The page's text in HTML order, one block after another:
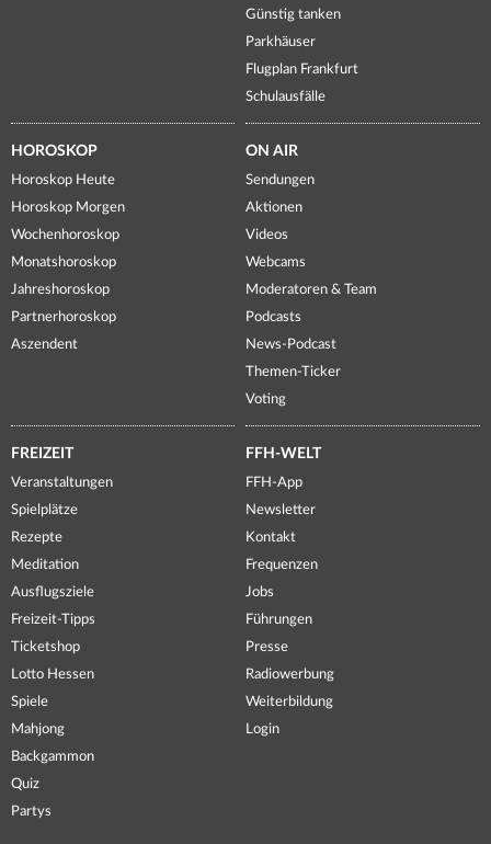
Günstig tanken
Parkhäuser
Flugplan Frankfurt
Schulausfälle
HOROSKOP
Horoskop Heute
Horoskop Morgen
Wochenhoroskop
Monatshoroskop
Jahreshoroskop
Partnerhoroskop
Aszendent
ON AIR
Sendungen
Aktionen
Videos
Webcams
Moderatoren & Team
Podcasts
News-Podcast
Themen-Ticker
Voting
FREIZEIT
Veranstaltungen
Spielplätze
Rezepte
Meditation
Ausflugsziele
Freizeit-Tipps
Ticketshop
Lotto Hessen
Spiele
Mahjong
Backgammon
Quiz
Partys
FFH-WELT
FFH-App
Newsletter
Kontakt
Frequenzen
Jobs
Führungen
Presse
Radiowerbung
Weiterbildung
Login